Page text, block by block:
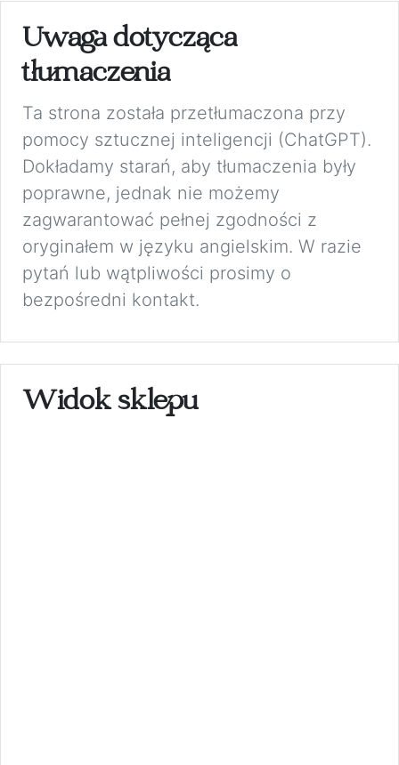
Uwaga dotycząca
tłumaczenia
Ta strona została przetłumaczona przy
pomocy sztucznej inteligencji (ChatGPT).
Dokładamy starań, aby tłumaczenia były
poprawne, jednak nie możemy
zagwarantować pełnej zgodności z
oryginałem w języku angielskim. W razie
pytań lub wątpliwości prosimy o
bezpośredni kontakt.
Widok sklepu